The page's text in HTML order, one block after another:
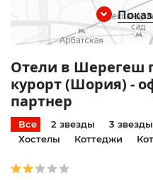
Отели в Шерегеш
курорт (Шория) -
партнер
Все 2 звезды 3 звезды
Хостелы
Коттеджи